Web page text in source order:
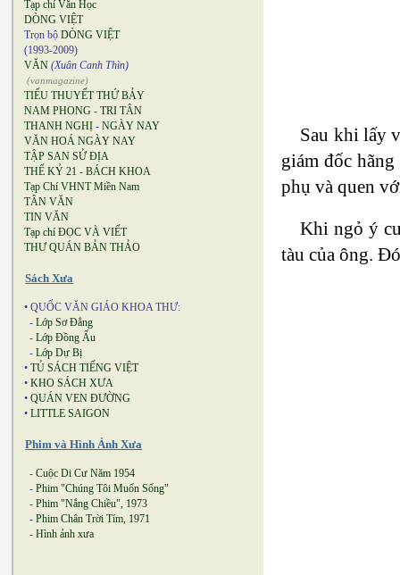
Tạp chí Văn Học
DÒNG VIỆT
Trọn bộ DÒNG VIỆT
(1993-2009)
VĂN (Xuân Canh Thìn)
(vanmagazine)
TIỂU THUYẾT THỨ BẢY
NAM PHONG - TRI TÂN
THANH NGHỊ - NGÀY NAY
VĂN HOÁ NGÀY NAY
TẬP SAN SỬ ĐỊA
THẾ KỶ 21 - BÁCH KHOA
Tạp Chí VHNT Miền Nam
TÂN VĂN
TIN VĂN
Tạp chí ĐỌC VÀ VIẾT
THƯ QUÁN BẢN THẢO
Sách Xưa
• QUỐC VĂN GIÁO KHOA THƯ:
- Lớp Sơ Đẳng
- Lớp Đồng Ấu
- Lớp Dự Bị
• TỦ SÁCH TIẾNG VIỆT
• KHO SÁCH XƯA
• QUÁN VEN ĐƯỜNG
• LITTLE SAIGON
Phim và Hình Ảnh Xưa
- Cuộc Di Cư Năm 1954
- Phim "Chúng Tôi Muốn Sống"
- Phim "Nắng Chiều", 1973
- Phim Chân Trời Tím, 1971
- Hình ảnh xưa
Sau khi lấy
giám đốc
phụ và quen
Khi ngỏ ý
tàu của ông.